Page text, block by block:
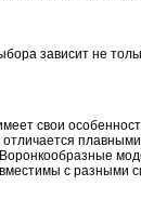
зависит не
свои
Воронкообразные
с разными